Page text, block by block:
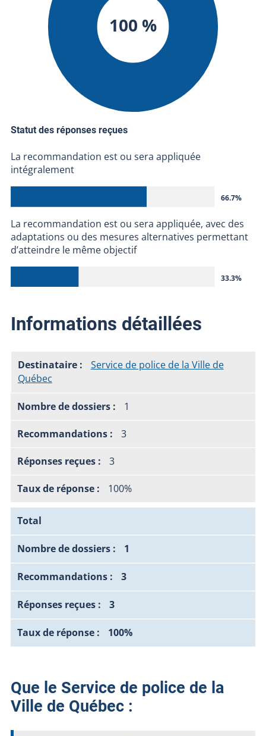
100 %
Statut des réponses reçues
La recommandation est ou sera appliquée
intégralement
66.7%
La recommandation est ou sera appliquée, avec des
adaptations ou des mesures alternatives permettant
d’atteindre le même objectif
33.3%
Informations détaillées
Service de police de la Ville de
Québec
1
3
3
100%
Total
1
3
3
100%
Que le Service de police de la
Ville de Québec :